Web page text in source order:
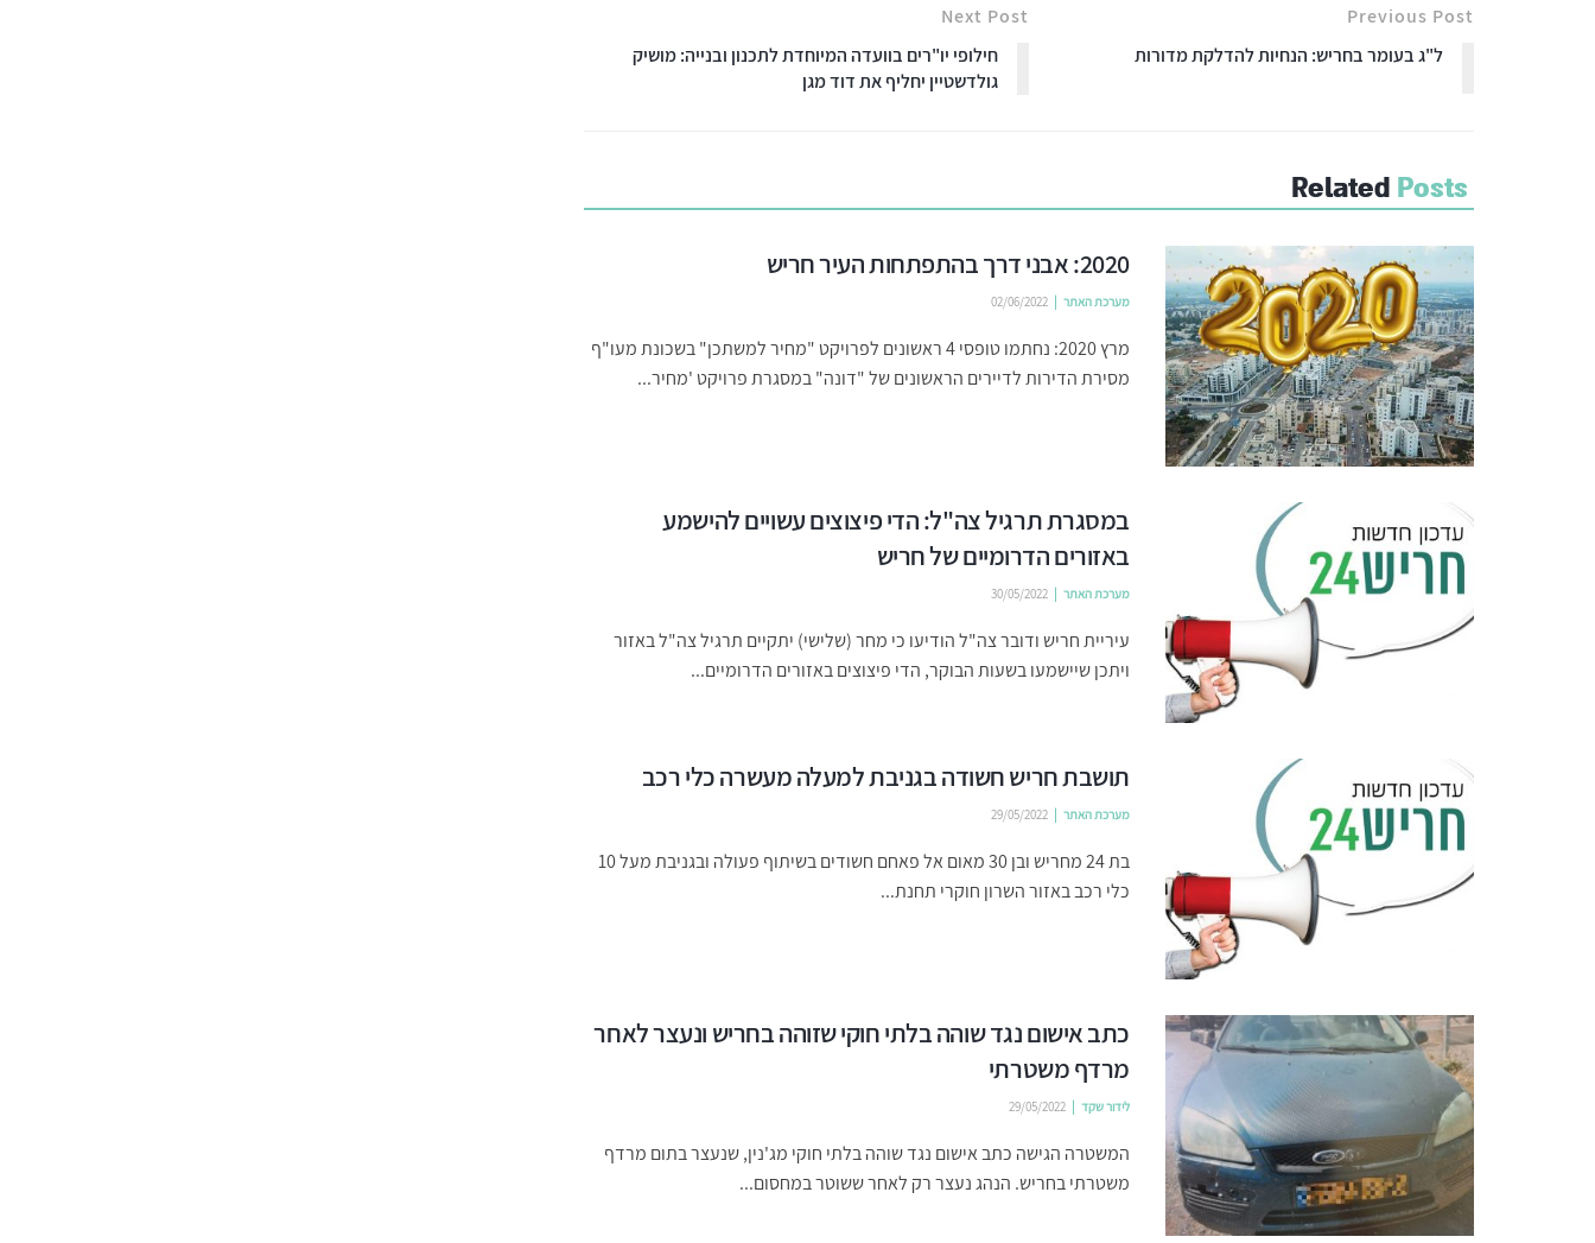
Previous Post
ל"ג בעומר בחריש: הנחיות להדלקת מדורות
Next Post
חילופי יו"רים בוועדה המיוחדת לתכנון ובנייה: מושיק
גולדשטיין יחליף את דוד מגן
Related Posts
2020: אבני דרך בהתפתחות העיר חריש
מערכת האתר 02/06/2022
מרץ 2020: נחתמו טופסי 4 ראשונים לפרויקט "מחיר למשתכן" בשכונת מעו"ף
מסירת הדירות לדיירים הראשונים של "דונה" במסגרת פרויקט 'מחיר...
במסגרת תרגיל צה"ל: הדי פיצוצים עשויים להישמע
באזורים הדרומיים של חריש
מערכת האתר 30/05/2022
עיריית חריש ודובר צה"ל הודיעו כי מחר (שלישי) יתקיים תרגיל צה"ל באזור
ויתכן שיישמעו בשעות הבוקר, הדי פיצוצים באזורים הדרומיים...
תושבת חריש חשודה בגניבת למעלה מעשרה כלי רכב
מערכת האתר 29/05/2022
בת 24 מחריש ובן 30 מאום אל פאחם חשודים בשיתוף פעולה ובגניבת מעל 10
כלי רכב באזור השרון חוקרי תחנת...
כתב אישום נגד שוהה בלתי חוקי שזוהה בחריש ונעצר לאחר
מרדף משטרתי
לידור שקד 29/05/2022
המשטרה הגישה כתב אישום נגד שוהה בלתי חוקי מג'נין, שנעצר בתום מרדף
משטרתי בחריש. הנהג נעצר רק לאחר ששוטר במחסום...